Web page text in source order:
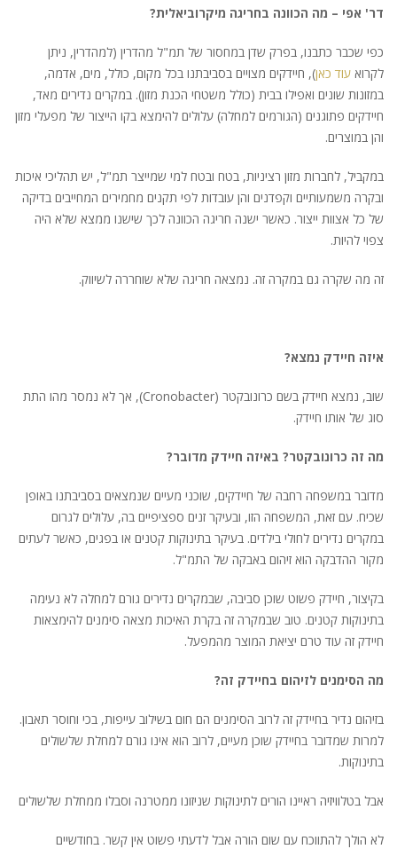
דר' אפי – מה הכוונה בחריגה מיקרוביאלית?
כפי שכבר כתבנו, בפרק שדן במחסור של תמ"ל מהדרין (למהדרין, ניתן
לקרוא עוד כאן), חיידקים מצויים בסביבתנו בכל מקום, כולל, מים, אדמה,
במזונות שונים ואפילו בבית (כולל משטחי הכנת מזון). במקרים נדירים מאד,
חיידקים פתוגנים (הגורמים למחלה) עלולים להימצא בקו הייצור של מפעלי מזון
והן במוצרים.
במקביל, לחברות מזון רציניות, בטח ובטח למי שמייצר תמ"ל, יש תהליכי איכות
ובקרה משמעותיים וקפדנים והן עובדות לפי תקנים מחמירים המחייבים בדיקה
של כל אצוות ייצור. כאשר ישנה חריגה הכוונה לכך שישנו ממצא שלא היה
צפוי להיות.
זה מה שקרה גם במקרה זה. נמצאה חריגה שלא שוחררה לשיווק.
איזה חיידק נמצא?
שוב, נמצא חיידק בשם כרונובקטר (Cronobacter), אך לא נמסר מהו התת
סוג של אותו חיידק.
מה זה כרונובקטר? באיזה חיידק מדובר?
מדובר במשפחה רחבה של חיידקים, שוכני מעיים שנמצאים בסביבתנו באופן
שכיח. עם זאת, המשפחה הזו, ובעיקר זנים ספציפיים בה, עלולים לגרום
במקרים נדירים לחולי בילדים. בעיקר בתינוקות קטנים או בפגים, כאשר לעתים
מקור ההדבקה הוא זיהום באבקה של התמ"ל.
בקיצור, חיידק פשוט שוכן סביבה, שבמקרים נדירים גורם למחלה לא נעימה
בתינוקות קטנים. טוב שבמקרה זה בקרת האיכות מצאה סימנים להימצאות
חיידק זה עוד טרם יציאת המוצר מהמפעל.
מה הסימנים לזיהום בחיידק זה?
בזיהום נדיר בחיידק זה לרוב הסימנים הם חום בשילוב עייפות, בכי וחוסר תאבון.
למרות שמדובר בחיידק שוכן מעיים, לרוב הוא אינו גורם למחלת שלשולים
בתינוקות.
אבל בטלוויזיה ראיינו הורים לתינוקות שניזונו ממטרנה וסבלו ממחלת שלשולים
לא הולך להתווכח עם שום הורה אבל לדעתי פשוט אין קשר. בחודשיים